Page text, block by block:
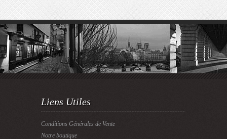
Liens Utiles
Conditions Générales de Vente
Notre boutique